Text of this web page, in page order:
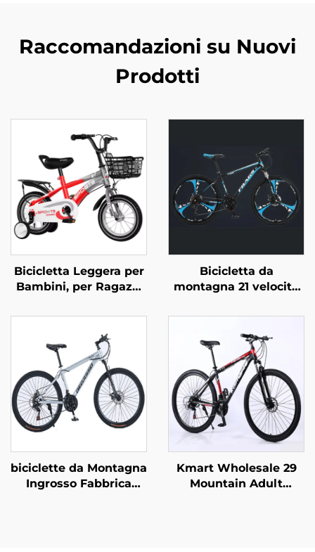
Raccomandazioni su Nuovi
Prodotti
Bicicletta Leggera per
Bambini, per Ragazzi
Taglie Piccola Media
Grande, con Forcella in
Acciaio e Pedali
Normali
Bicicletta da
montagna 21 velocità
adulti, forcella
anteriore in acciaio
con sospensione
bloccabile e freno a
disco, vendita
all'ingrosso
biciclette da Montagna
Ingrosso Fabbrica
Kmart Wholesale 29
Mountain Adult